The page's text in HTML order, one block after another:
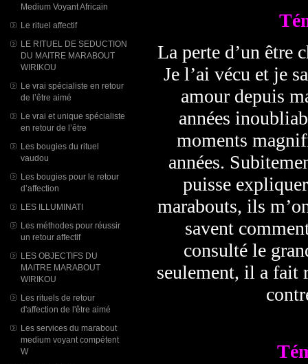
Medium Voyant Africain
Le rituel affectif
LE RITUEL DE SEDUCTION
DU MAITRE MARABOUT
WIRIKOU
Le vrai spécialiste en retour
de l’être aimé
Le vrai et unique spécialiste
en retour de l’être
Les bougies du rituel
vaudou
Les bougies pour le retour
d’affection
LES ILLUMINATI
Les méthodes pour réussir
un retour affectif
LES OBJECTIFS DU
MAITRE MARABOUT
WIRIKOU
Les rituels de retour
d'affection de l'être aimé
Les services du marabout
medium voyant compétent
W
La perte d’un être
Je l’ai vécu et je
amour depuis
années
moments
années.
puisse
marabouts, ils
savent
consulté le
seulement, il a fait